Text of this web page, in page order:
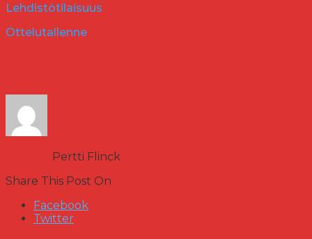
Lehdistötilaisuus
Ottelutallenne
Pertti Flinck
Share This Post On
Facebook
Twitter